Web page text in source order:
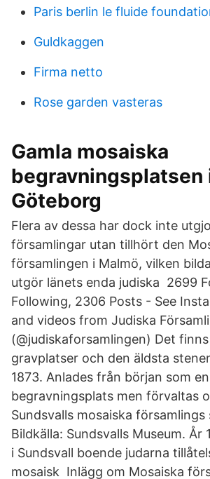
Paris berlin le fluide
Guldkaggen
Firma netto
Rose garden vasteras
Gamla mosaiska
begravningsplatsen
Göteborg
Flera av dessa har dock inte
församlingar utan tillhört den
församlingen i Malmö, vilken
utgör länets enda judiska 2699
Following, 2306 Posts - See
and videos from Judiska
(@judiskaforsamlingen) Det finns
gravplatser och den äldsta
1873. Anlades från början som
begravningsplats men förvaltas
Sundsvalls mosaiska församlings
Bildkälla: Sundsvalls Museum. År
i Sundsvall boende judarna
mosaisk Inlägg om Mosaiska